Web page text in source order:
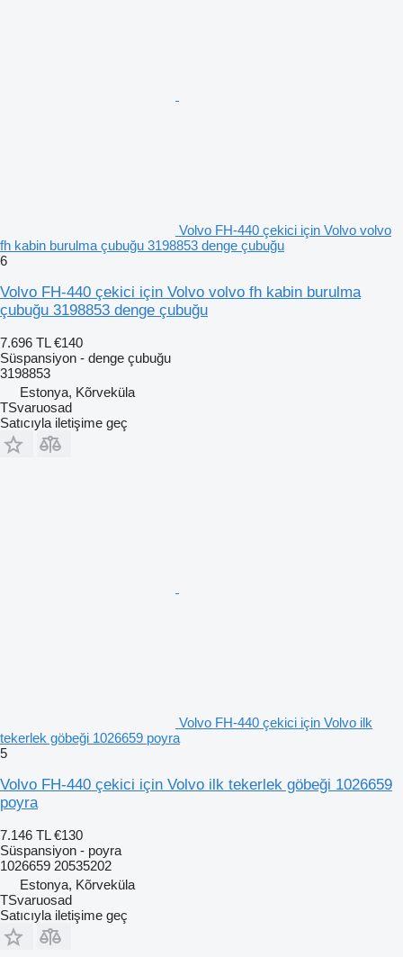
Volvo FH-440 çekici için Volvo volvo
fh kabin burulma çubuğu 3198853 denge çubuğu
6
Volvo FH-440 çekici için Volvo volvo fh kabin burulma
çubuğu 3198853 denge çubuğu
7.696 TL €140
Süspansiyon - denge çubuğu
3198853
Estonya, Kõrveküla
TSvaruosad
Satıcıyla iletişime geç
Volvo FH-440 çekici için Volvo ilk
tekerlek göbeği 1026659 poyra
5
Volvo FH-440 çekici için Volvo ilk tekerlek göbeği 1026659
poyra
7.146 TL €130
Süspansiyon - poyra
1026659 20535202
Estonya, Kõrveküla
TSvaruosad
Satıcıyla iletişime geç